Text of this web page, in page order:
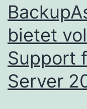
bietet
Support
Server